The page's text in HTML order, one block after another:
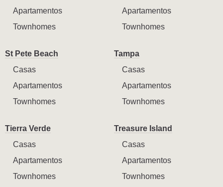
Apartamentos
Townhomes
Apartamentos
Townhomes
St Pete Beach
Casas
Apartamentos
Townhomes
Tampa
Casas
Apartamentos
Townhomes
Tierra Verde
Casas
Apartamentos
Townhomes
Treasure Island
Casas
Apartamentos
Townhomes